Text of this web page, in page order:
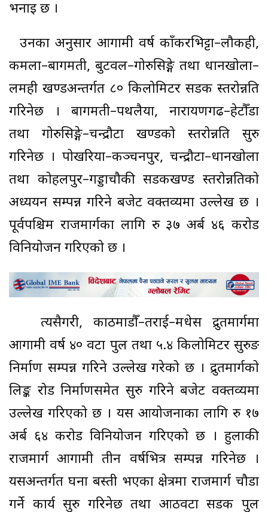
भनाइ छ ।
उनका अनुसार आगामी वर्ष काँकरभिट्टा–लौकही,
कमला–बागमती, बुटवल–गोरुसिङ्गे तथा धानखोला–
लमही खण्डअन्तर्गत ८० किलोमिटर सडक स्तरोन्नति
गरिनेछ । बागमती–पथलैया, नारायणगढ–हेटौँडा
तथा गोरुसिङ्गे–चन्द्रौटा खण्डको स्तरोन्नति सुरु
गरिनेछ । पोखरिया–कञ्चनपुर, चन्द्रौटा–धानखोला
तथा कोहलपुर–गड्डाचौकी सडकखण्ड स्तरोन्नतिको
अध्ययन सम्पन्न गरिने बजेट वक्तव्यमा उल्लेख छ ।
पूर्वपश्चिम राजमार्गका लागि रु ३७ अर्ब ४६ करोड
विनियोजन गरिएको छ ।
त्यसैगरी, काठमाडौँ–तराई–मधेस द्रुतमार्गमा
आगामी वर्ष ४० वटा पुल तथा ५.४ किलोमिटर सुरुङ
निर्माण सम्पन्न गरिने उल्लेख गरेको छ । द्रुतमार्गको
लिङ्क रोड निर्माणसमेत सुरु गरिने बजेट वक्तव्यमा
उल्लेख गरिएको छ । यस आयोजनाका लागि रु १७
अर्ब ६४ करोड विनियोजन गरिएको छ । हुलाकी
राजमार्ग आगामी तीन वर्षभित्र सम्पन्न गरिनेछ ।
यसअन्तर्गत घना बस्ती भएका क्षेत्रमा राजमार्ग चौडा
गर्ने कार्य सुरु गरिनेछ तथा आठवटा सडक पुल